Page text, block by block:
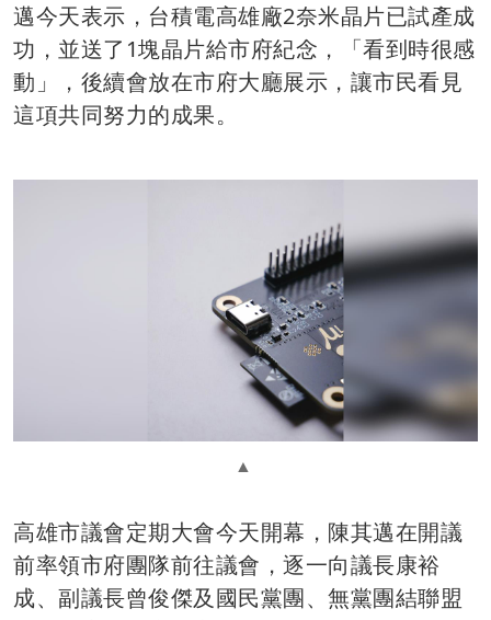
邁今天表示，台積電高雄廠2奈米晶片已試產成
功，並送了1塊晶片給市府紀念，「看到時很感
動」，後續會放在市府大廳展示，讓市民看見
這項共同努力的成果。
高雄市議會定期大會今天開幕，陳其邁在開議
前率領市府團隊前往議會，逐一向議長康裕
成、副議長曾俊傑及國民黨團、無黨團結聯盟